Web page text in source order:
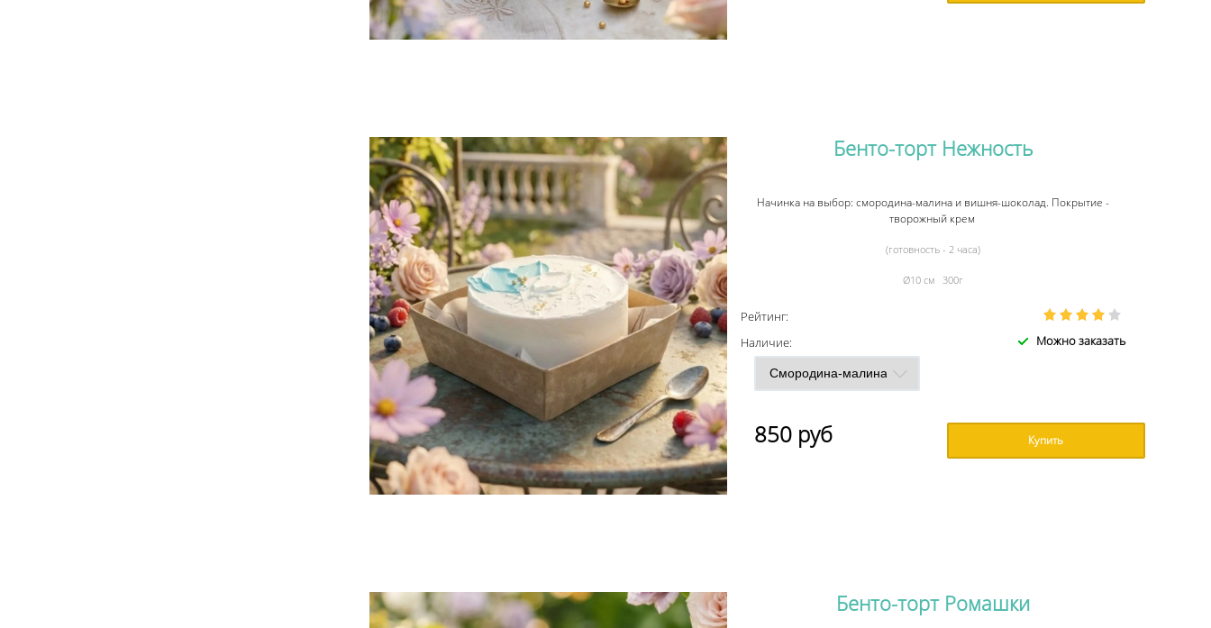
Бенто-торт Нежность
Начинка на выбор: смородина-малина и вишня-шоколад. Покрытие -
творожный крем
(готовность - 2 часа)
Ø10 см 300г
Рейтинг:
Наличие:
Можно заказать
850 руб Купить
Бенто-торт Ромашки